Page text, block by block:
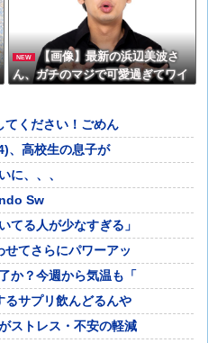
NEW
【画像】最新の浜辺美波さ
ん、ガチのマジで可愛過ぎてワイ
てください！ごめん
、高校生の息子が
に、、、
Sw
てる人が少なすぎる」
てさらにパワーアッ
か？今週から気温も「
るサプリ飲んどるんや
ストレス・不安の軽減